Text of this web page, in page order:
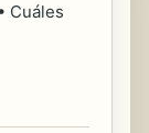
Cuáles